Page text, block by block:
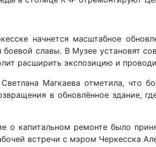
начнется масштабное
славы. В Музее установят
расширить экспозицию и
Магкаева отметила, что
в обновлённое здание,
капитальном ремонте было
встречи с мэром Черкесска